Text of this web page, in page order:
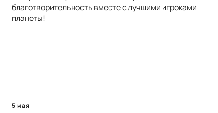
благотворительность вместе с лучшими игроками
планеты!
5 мая